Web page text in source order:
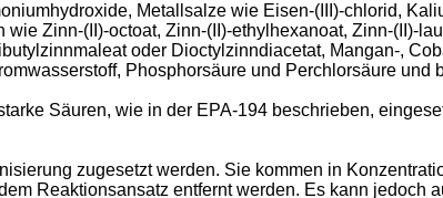
Metallsalze wie Eisen-(III)-chlorid,
Zinn-(II)-octoat, Zinn-(II)-ethylhexanoat, Zinn-(II)-
oder Dioctylzinndiacetat, Mangan-,
Phosphorsäure und Perchlorsäure und
Säuren, wie in der EPA-194 beschrieben,
zugesetzt werden. Sie kommen in
Reaktionsansatz entfernt werden. Es kann jedoch